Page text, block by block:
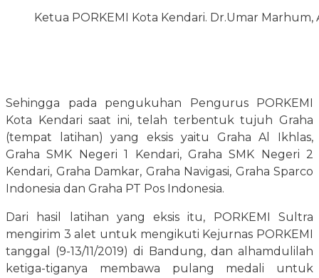
Ketua PORKEMI Kota Kendari. Dr.Umar Marhum,
Sehingga pada pengukuhan Pengurus PORKEMI
Kota Kendari saat ini, telah terbentuk tujuh Graha
(tempat latihan) yang eksis yaitu Graha Al Ikhlas,
Graha SMK Negeri 1 Kendari, Graha SMK Negeri 2
Kendari, Graha Damkar, Graha Navigasi, Graha Sparco
Indonesia dan Graha PT Pos Indonesia.
Dari hasil latihan yang eksis itu, PORKEMI Sultra
mengirim 3 alet untuk mengikuti Kejurnas PORKEMI
tanggal (9-13/11/2019) di Bandung, dan alhamdulilah
ketiga-tiganya membawa pulang medali untuk